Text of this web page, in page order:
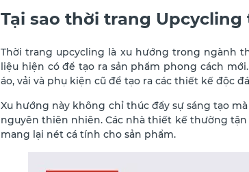
Tại sao thời trang
Thời trang upcycling là xu hướng trong ngành
liệu hiện có để tạo ra sản phẩm phong cách
áo, vải và phụ kiện cũ để tạo ra các thiết kế độc
Xu hướng này không chỉ thúc đẩy sự sáng tạo
nguyên thiên nhiên. Các nhà thiết kế thường
mang lại nét cá tính cho sản phẩm.